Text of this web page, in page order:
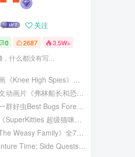
关注
0 2687 3.5W+
，什么都没有写...
集，1080P高清视频带英文字幕，百度网盘下载！
龙海盗》全52集，720P高清视频，百度网盘下载！
》全52集，1080P高清视频，百度网盘下载！
3季共110集，1080P高清视频带英文字幕，百度网盘下载！
》全76集，1080P高清视频，百度网盘下载！
：支线任务》全20集，1080P高清视频带英文字幕，百度网盘下载！